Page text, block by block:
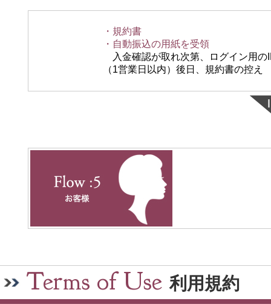
・規約書
・自動振込の用紙を受領
入金確認が取れ次第、ログイン用の
（1営業日以内）後日、規約書の控え
Terms of Use 利用規約